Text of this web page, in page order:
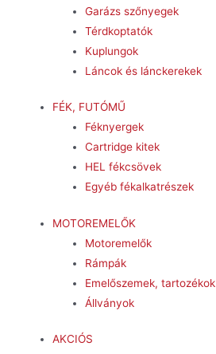
Garázs szőnyegek
Térdkoptatók
Kuplungok
Láncok és lánckerekek
FÉK, FUTÓMŰ
Féknyergek
Cartridge kitek
HEL fékcsövek
Egyéb fékalkatrészek
MOTOREMELŐK
Motoremelők
Rámpák
Emelőszemek, tartozékok
Állványok
AKCIÓS